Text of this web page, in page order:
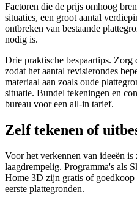
Factoren die de prijs omhoog
situaties, een groot aantal
ontbreken van bestaande
nodig is.
Drie praktische bespaartips.
zodat het aantal revisierondes
materiaal aan zoals oude
situatie. Bundel tekeningen en
bureau voor een all-in tarief.
Zelf tekenen of
Voor het verkennen van ideeën is
laagdrempelig. Programma's als
Home 3D zijn gratis of goedkoop
eerste plattegronden.